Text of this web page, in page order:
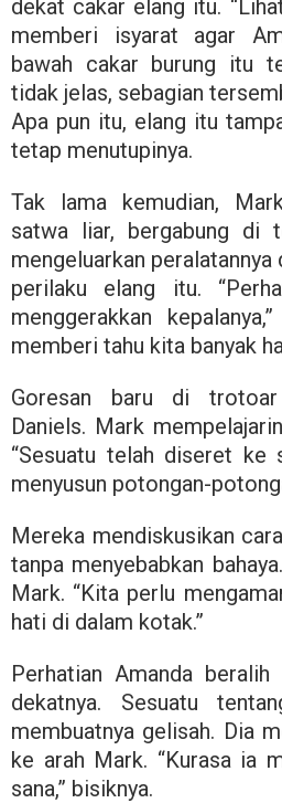
dekat cakar elang itu.
memberi isyarat agar
bawah cakar burung itu
tidak jelas, sebagian
Apa pun itu, elang itu
tetap menutupinya.
Tak lama kemudian,
satwa liar, bergabung di
mengeluarkan
perilaku elang itu.
menggerakkan
memberi tahu kita banyak
Goresan baru di
Daniels. Mark
“Sesuatu telah diseret ke
menyusun potongan-
Mereka mendiskusikan
tanpa menyebabkan
Mark. “Kita perlu
hati di dalam kotak.”
Perhatian Amanda
dekatnya. Sesuatu
membuatnya gelisah. Dia
ke arah Mark. “Kurasa ia
sana,” bisiknya.